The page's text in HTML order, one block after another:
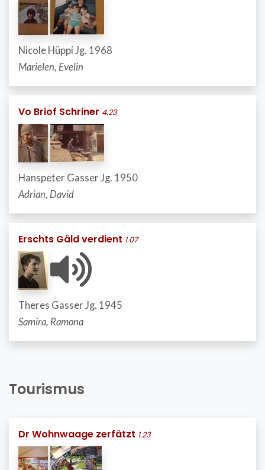
Nicole Hüppi Jg. 1968
Marielen, Evelin
Vo Briof Schriner 4.23
Hanspeter Gasser Jg. 1950
Adrian, David
Erschts Gäld verdient 1.07
Theres Gasser Jg. 1945
Samira, Ramona
Tourismus
Dr Wohnwaage zerfätzt 1.23